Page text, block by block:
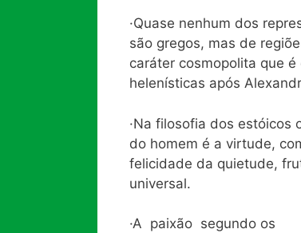
·Quase nenhum dos
são gregos, mas de
caráter cosmopolita que é
helenísticas após
·Na filosofia dos estóicos
do homem é a virtude,
felicidade da quietude,
universal.
·A paixão segundo os